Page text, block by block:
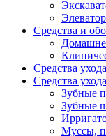
Средства и
Средства
Средства
Зубные
Зубные
Муссы,